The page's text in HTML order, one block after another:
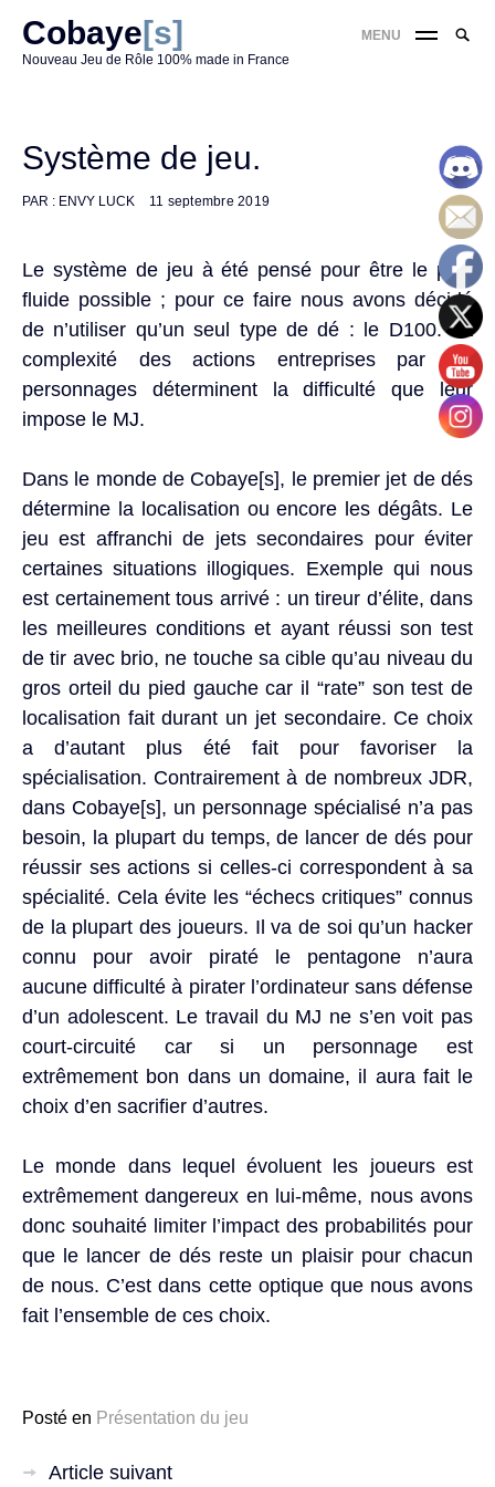
Skip
to
Cobaye[s]
Nouveau Jeu de Rôle 100% made in France
MENU
Système de jeu.
PAR : ENVY LUCK 11 septembre 2019
Le système de jeu à été pensé pour être le plus
fluide possible ; pour ce faire nous avons décidé
de n’utiliser qu’un seul type de dé : le D100. La
complexité des actions entreprises par les
personnages déterminent la difficulté que leur
impose le MJ.
Dans le monde de Cobaye[s], le premier jet de dés
détermine la localisation ou encore les dégâts. Le
jeu est affranchi de jets secondaires pour éviter
certaines situations illogiques. Exemple qui nous
est certainement tous arrivé : un tireur d’élite, dans
les meilleures conditions et ayant réussi son test
de tir avec brio, ne touche sa cible qu’au niveau du
gros orteil du pied gauche car il “rate” son test de
localisation fait durant un jet secondaire. Ce choix
a d’autant plus été fait pour favoriser la
spécialisation. Contrairement à de nombreux JDR,
dans Cobaye[s], un personnage spécialisé n’a pas
besoin, la plupart du temps, de lancer de dés pour
réussir ses actions si celles-ci correspondent à sa
spécialité. Cela évite les “échecs critiques” connus
de la plupart des joueurs. Il va de soi qu’un hacker
connu pour avoir piraté le pentagone n’aura
aucune difficulté à pirater l’ordinateur sans défense
d’un adolescent. Le travail du MJ ne s’en voit pas
court-circuité car si un personnage est
extrêmement bon dans un domaine, il aura fait le
choix d’en sacrifier d’autres.
Le monde dans lequel évoluent les joueurs est
extrêmement dangereux en lui-même, nous avons
donc souhaité limiter l’impact des probabilités pour
que le lancer de dés reste un plaisir pour chacun
de nous. C’est dans cette optique que nous avons
fait l’ensemble de ces choix.
Posté en Présentation du jeu
Navigation
Article suivant